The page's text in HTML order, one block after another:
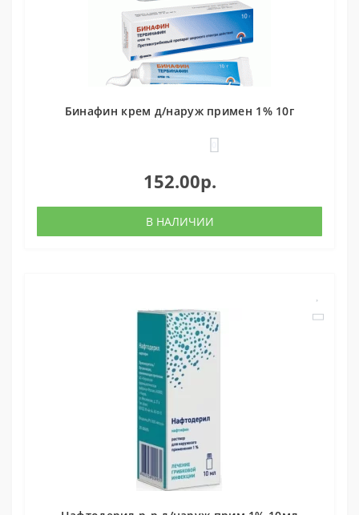
Бинафин крем д/наруж примен 1% 10г
152.00р.
В НАЛИЧИИ